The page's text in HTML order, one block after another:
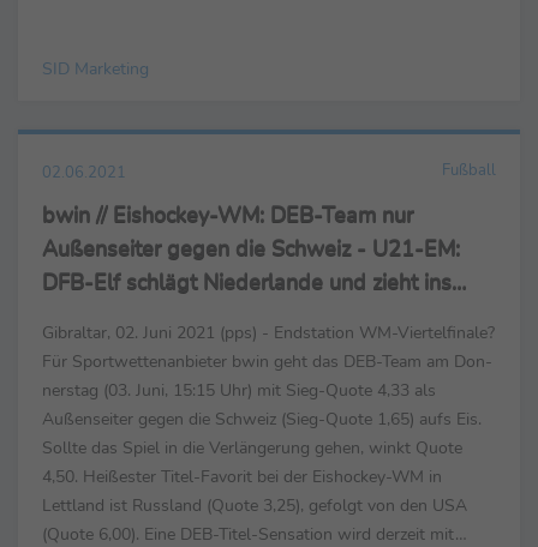
SID Marketing
02.06.2021 Fußball
bwin // Eishockey-WM: DEB-Team nur
Außenseiter gegen die Schweiz - U21-EM:
DFB-Elf schlägt Niederlande und zieht ins
Gibraltar, 02. Juni 2021 (pps) - Endstation WM-Viertelfinale?
Für Sportwettenanbieter bwin geht das DEB-Team am Don-
nerstag (03. Juni, 15:15 Uhr) mit Sieg-Quote 4,33 als
Außenseiter gegen die Schweiz (Sieg-Quote 1,65) aufs Eis.
Sollte das Spiel in die Verlängerung gehen, winkt Quote
4,50. Heißester Titel-Favorit bei der Eishockey-WM in
Lettland ist Russland (Quote 3,25), gefolgt von den USA
(Quote 6,00). Eine DEB-Titel-Sensation wird derzeit mit